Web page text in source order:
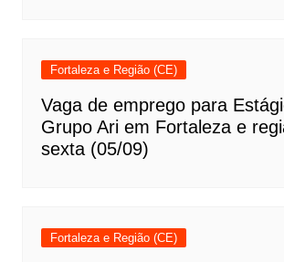
Fortaleza e Região (CE)
Vaga de emprego para
Grupo Ari em Fortaleza e
sexta (05/09)
Fortaleza e Região (CE)